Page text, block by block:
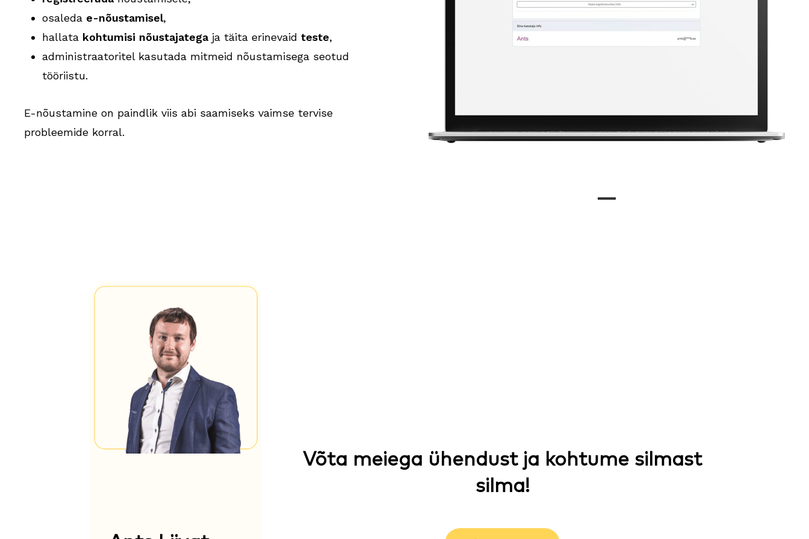
osaleda e-nõustamisel,
hallata kohtumisi nõustajategaja täita erinevaid teste,
administraatoritel kasutada mitmeid nõustamisega seotud
tööriistu.
E-nõustamine on paindlik viis abi saamiseks vaimse tervise
probleemide korral.
Võta meiega ühendust ja kohtume silmast
silma!